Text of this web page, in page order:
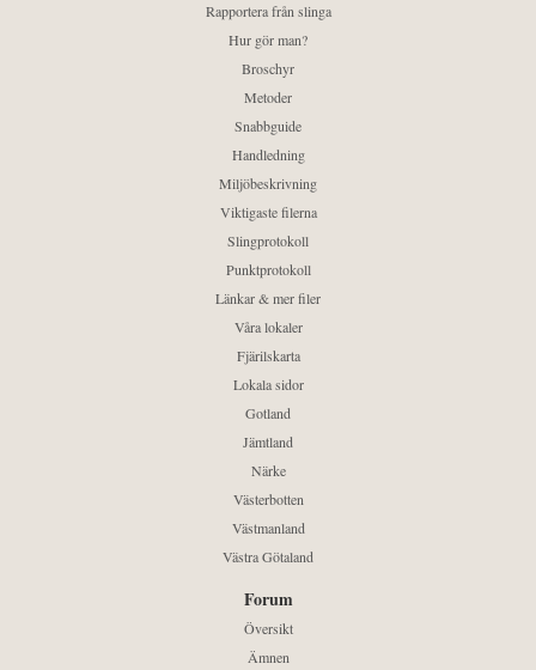
Rapportera från slinga
Hur gör man?
Broschyr
Metoder
Snabbguide
Handledning
Miljöbeskrivning
Viktigaste filerna
Slingprotokoll
Punktprotokoll
Länkar & mer filer
Våra lokaler
Fjärilskarta
Lokala sidor
Gotland
Jämtland
Närke
Västerbotten
Västmanland
Västra Götaland
Forum
Översikt
Ämnen